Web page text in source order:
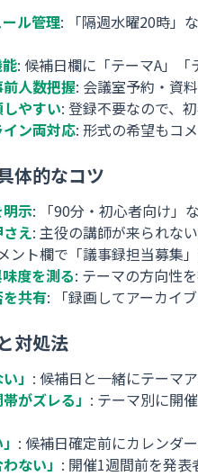
ル管理: 「隔週水曜20時」
: 候補日欄に「テーマA」「
人数把握: 会議室予約・資
やすい: 登録不要なので、
ン両対応: 形式の希望もコ
体的なコツ
示: 「90分・初心者向け」
え: 主役の講師が来られな
ント欄で「議事録担当募集
度を測る: テーマの方向性
共有: 「録画してアーカイ
対処法
」 : 候補日と一緒にテーマ
がズレる」 : テーマ別に開
: 候補日確定前にカレンダ
ない」 : 開催1週間前を発表